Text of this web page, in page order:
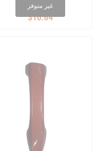
غير متوفر
$10.64